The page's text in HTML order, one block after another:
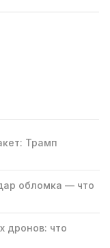
Трамп
обломка — что
дронов: что